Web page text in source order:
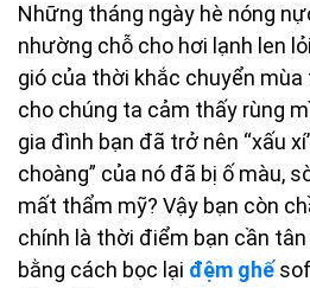
Những tháng ngày hè nóng
nhường chỗ cho hơi lạnh len
gió của thời khắc chuyển
cho chúng ta cảm thấy rùng
gia đình bạn đã trở nên “xấu
choàng” của nó đã bị ố màu,
mất thẩm mỹ? Vậy bạn còn
chính là thời điểm bạn cần
bằng cách bọc lại đệm ghế